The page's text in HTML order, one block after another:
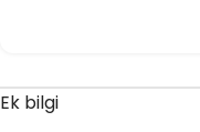
Ek bilgi